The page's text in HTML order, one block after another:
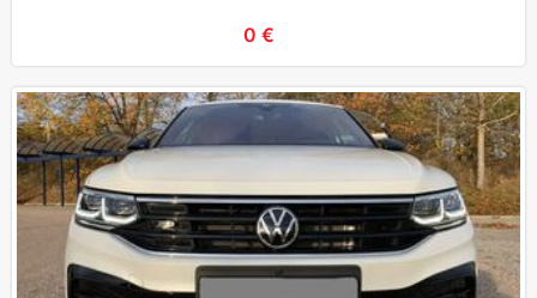
0 €